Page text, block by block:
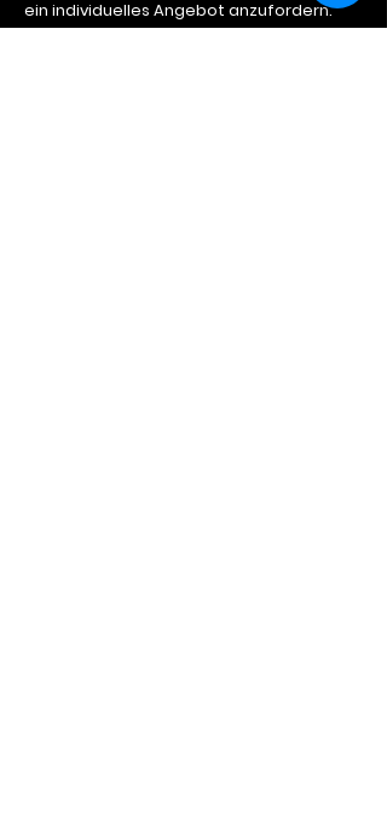
ein individuelles Angebot anzufordern.